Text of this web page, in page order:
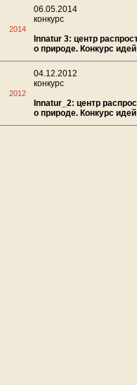
2014
06.05.2014
конкурс
Innatur 3: центр
о природе. Конкурс идей
2012
04.12.2012
конкурс
Innatur_2: центр
о природе. Конкурс идей